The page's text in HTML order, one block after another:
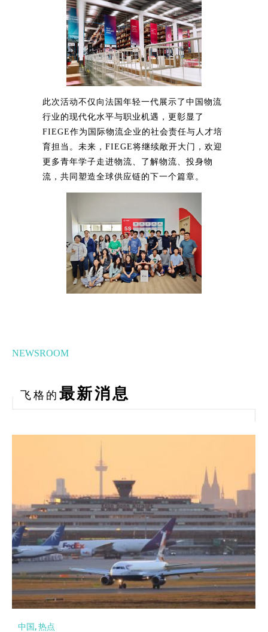
此次活动不仅向法国年轻一代展示了中国物流
行业的现代化水平与职业机遇，更彰显了
FIEGE作为国际物流企业的社会责任与人才培
育担当。未来，FIEGE将继续敞开大门，欢迎
更多青年学子走进物流、了解物流、投身物
流，共同塑造全球供应链的下一个篇章。
NEWSROOM
飞格的 最新消息
中国,热点